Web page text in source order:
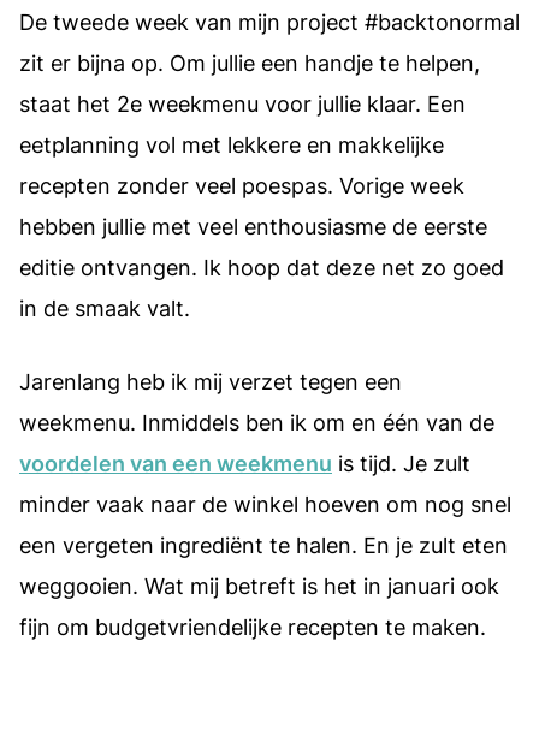
De tweede week van mijn project #backtonormal
zit er bijna op. Om jullie een handje te helpen,
staat het 2e weekmenu voor jullie klaar. Een
eetplanning vol met lekkere en makkelijke
recepten zonder veel poespas. Vorige week
hebben jullie met veel enthousiasme de eerste
editie ontvangen. Ik hoop dat deze net zo goed
in de smaak valt.
Jarenlang heb ik mij verzet tegen een
weekmenu. Inmiddels ben ik om en één van de
voordelen van een weekmenu is tijd. Je zult
minder vaak naar de winkel hoeven om nog snel
een vergeten ingrediënt te halen. En je zult eten
weggooien. Wat mij betreft is het in januari ook
fijn om budgetvriendelijke recepten te maken.